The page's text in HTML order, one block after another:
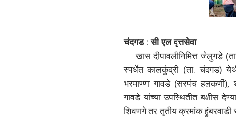
चंदगड : सी एल वृत्तसेवा
खास दीपावलीनिमित्त जेलुगडे
स्पर्धेत कालकुंद्री (ता. चंदगड)
भरमाण्णा गावडे (सरपंच हलकर्णी),
गावडे यांच्या उपस्थितीत बक्षीस
शिवणगे तर तृतीय क्रमांक हुंबरवाडी